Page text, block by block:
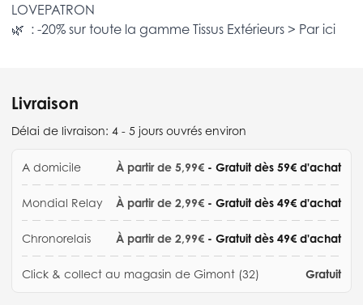
LOVEPATRON
🌿 : -20% sur toute la gamme Tissus Extérieurs > Par ici
Livraison
Délai de livraison: 4 - 5 jours ouvrés environ
A domicile À partir de 5,99€ - Gratuit dès 59€ d'achat
Mondial Relay À partir de 2,99€ - Gratuit dès 49€ d'achat
Chronorelais À partir de 2,99€ - Gratuit dès 49€ d'achat
Click & collect au magasin de Gimont (32) Gratuit